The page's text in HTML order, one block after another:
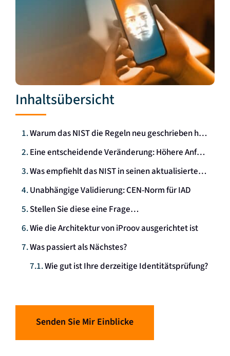
Inhaltsübersicht
Warum das NIST die Regeln neu geschrieben hat (Die Bedrohungslage hat sich komplett verändert)
Eine entscheidende Veränderung: Höhere Anforderungen an PAD, Einführung von IAD
Was empfiehlt das NIST in seinen aktualisierten Richtlinien?
Unabhängige Validierung: CEN-Norm für IAD
Stellen Sie diese eine Frage…
Wie die Architektur von iProov ausgerichtet ist
Was passiert als Nächstes?
Wie gut ist Ihre derzeitige Identitätsprüfung?
Senden Sie Mir Einblicke